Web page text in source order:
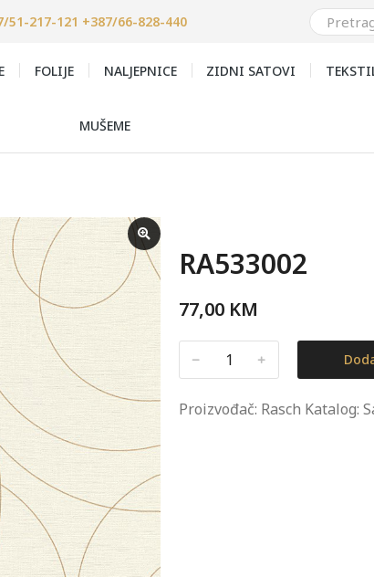
51-217-121 +387/66-828-440
FOLIJE NALJEPNICE ZIDNI SATOVI
MUŠEME
RA533002
77,00 KM
﹣ ﹢
Proizvođač: Rasch Katalog: